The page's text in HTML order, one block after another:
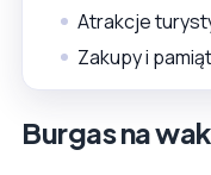
Atrakcje
Zakupy i
Burgas na